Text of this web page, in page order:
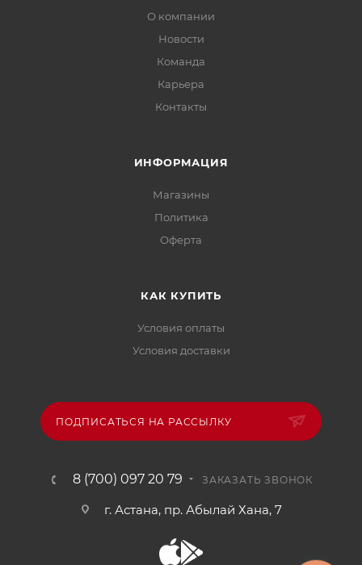
О компании
Новости
Команда
Карьера
Контакты
ИНФОРМАЦИЯ
Магазины
Политика
Офертa
КАК КУПИТЬ
Условия оплаты
Условия доставки
ПОДПИСАТЬСЯ НА РАССЫЛКУ
8 (700) 097 20 79 ЗАКАЗАТЬ ЗВОНОК
г. Астана, пр. Абылай Хана, 7